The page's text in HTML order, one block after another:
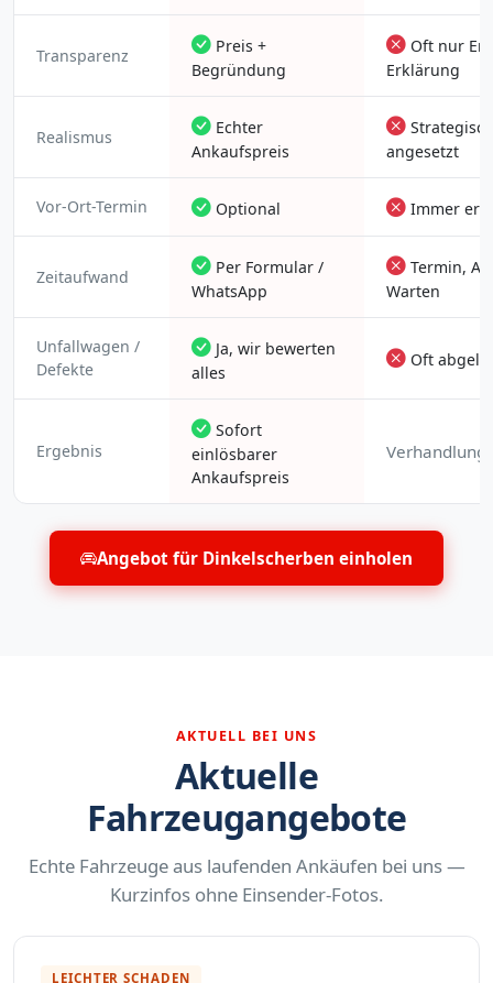
Transparenz
Preis +
Begründung
Oft nur
Erklärung
Realismus
Echter
Ankaufspreis
angesetzt
Vor-Ort-Termin Optional Immer
Zeitaufwand
Per Formular /
WhatsApp
Termin,
Warten
Unfallwagen /
Defekte
Ja, wir bewerten
alles
Oft
Ergebnis
Sofort
einlösbarer
Ankaufspreis
Angebot für Dinkelscherben einholen
AKTUELL BEI UNS
Aktuelle
Fahrzeugangebote
Echte Fahrzeuge aus laufenden Ankäufen bei uns —
Kurzinfos ohne Einsender-Fotos.
LEICHTER SCHADEN